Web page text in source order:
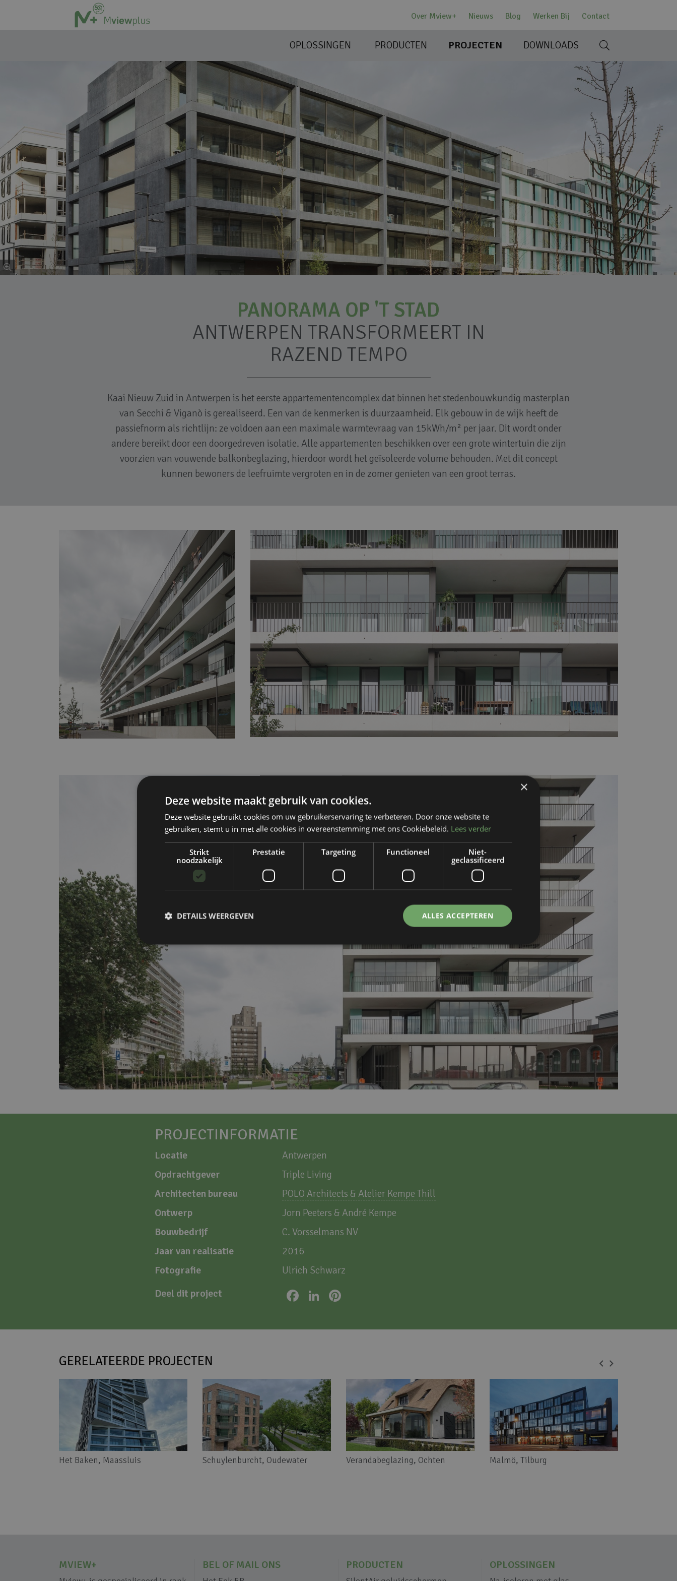
Over Mview+ Nieuws Blog Werken Bij Contact
OPLOSSINGEN PRODUCTEN PROJECTEN DOWNLOADS
PANORAMA OP 'T STAD
ANTWERPEN TRANSFORMEERT IN
RAZEND TEMPO
Kaai Nieuw Zuid in Antwerpen is het eerste appartementencomplex dat binnen het stedenbouwkundig masterplan
van Secchi & Viganò is gerealiseerd. Een van de kenmerken is duurzaamheid. Elk gebouw in de wijk heeft de
passiefnorm als richtlijn: ze voldoen aan een maximale warmtevraag van 15kWh/m² per jaar. Dit wordt onder
andere bereikt door een doorgedreven isolatie. Alle appartementen beschikken over een grote wintertuin die zijn
voorzien van vouwende balkonbeglazing, hierdoor wordt het geïsoleerde volume behouden. Met dit concept
kunnen bewoners de leefruimte vergroten en in de zomer genieten van een groot terras.
PROJECTINFORMATIE
Locatie
Antwerpen
Opdrachtgever
Triple Living
Architecten bureau
POLO Architects & Atelier Kempe Thill
Ontwerp
Jorn Peeters & André Kempe
Bouwbedrijf
C. Vorsselmans NV
Jaar van realisatie
2016
Fotografie
Ulrich Schwarz
Deel dit project
FacebookLinkedIn
GERELATEERDE PROJECTEN
Het Baken, Maassluis Schuylenburcht, Oudewater Verandabeglazing, Ochten Malmö, Tilburg
MVIEW+ BEL OF MAIL ONS PRODUCTEN OPLOSSINGEN
×
Deze website maakt gebruik van cookies.
Deze website gebruikt cookies om uw gebruikerservaring te verbeteren. Door onze website te
gebruiken, stemt u in met alle cookies in overeenstemming met ons Cookiebeleid. Lees verder
Strikt
noodzakelijk
Prestatie Targeting Functioneel
Niet-
geclassificeerd
ALLES ACCEPTEREN
DETAILS WEERGEVEN